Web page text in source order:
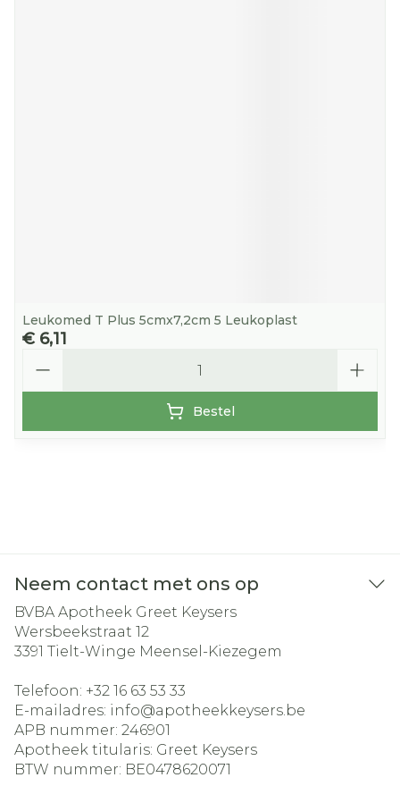
Leukomed T Plus 5cmx7,2cm 5 Leukoplast
€ 6,11
Bestel
Neem contact met ons op
BVBA Apotheek Greet Keysers
Wersbeekstraat 12
3391 Tielt-Winge Meensel-Kiezegem
Telefoon: +32 16 63 53 33
E-mailadres: info@apotheekkeysers.be
APB nummer: 246901
Apotheek titularis: Greet Keysers
BTW nummer: BE0478620071